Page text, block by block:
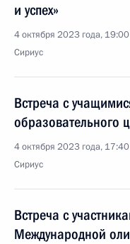
и успех»
4 октября 2023 года, 19:00
Сириус
Встреча с
образовательного
4 октября 2023 года, 17:40
Сириус
Встреча с
Международной